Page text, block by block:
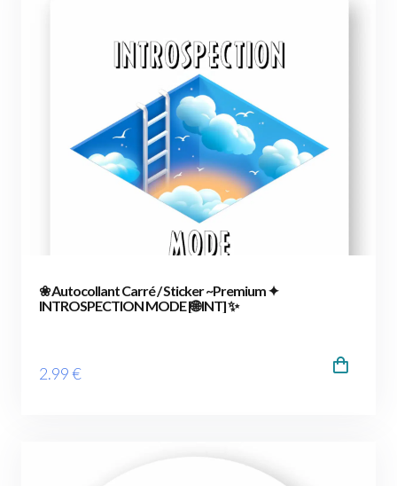
❀ Autocollant Carré / Sticker ~Premium ✦
INTROSPECTION MODE [🌐 INT] ✨
2.99€